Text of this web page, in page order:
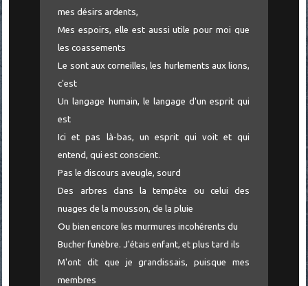
mes désirs ardents,
Mes espoirs, elle est aussi utile pour moi que
les coassements
Le sont aux corneilles, les hurlements aux lions,
c'est
Un langage humain, le langage d'un esprit qui
est
Ici et pas là-bas, un esprit qui voit et qui
entend, qui est conscient.
Pas le discours aveugle, sourd
Des arbres dans la tempête ou celui des
nuages de la mousson, de la pluie
Ou bien encore les murmures incohérents du
Bucher funèbre. J'étais enfant, et plus tard ils
M'ont dit que je grandissais, puisque mes
membres